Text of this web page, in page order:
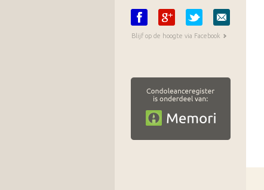
Blijf op de hoogte via Facebook